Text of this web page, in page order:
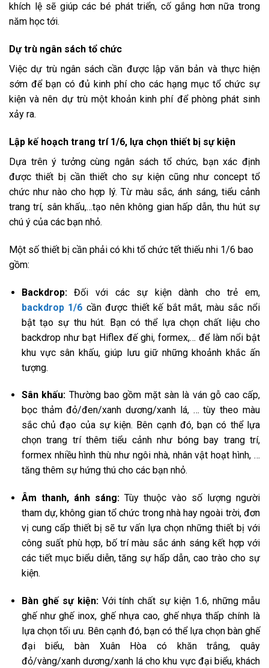
khích lệ sẽ giúp các bé phát triển, cố gắng hơn nữa trong
năm học tới.
Dự trù ngân sách tổ chức
Việc dự trù ngân sách cần được lập văn bản và thực hiện
sớm để bạn có đủ kinh phí cho các hạng mục tổ chức sự
kiện và nên dự trù một khoản kinh phí để phòng phát sinh
xảy ra.
Lập kế hoạch trang trí 1/6, lựa chọn thiết bị sự kiện
Dựa trên ý tưởng cùng ngân sách tổ chức, bạn xác định
được thiết bị cần thiết cho sự kiện cũng như concept tổ
chức như nào cho hợp lý. Từ màu sắc, ánh sáng, tiểu cảnh
trang trí, sân khấu,…tạo nên không gian hấp dẫn, thu hút sự
chú ý của các bạn nhỏ.
Một số thiết bị cần phải có khi tổ chức tết thiếu nhi 1/6 bao
gồm:
Backdrop:Đối với các sự kiện dành cho trẻ em,
backdrop 1/6 cần được thiết kế bắt mắt, màu sắc nổi
bật tạo sự thu hút. Bạn có thể lựa chọn chất liệu cho
backdrop như bạt Hiflex đế ghi, formex,… để làm nổi bật
khu vực sân khấu, giúp lưu giữ những khoảnh khắc ấn
tượng.
Sân khấu: Thường bao gồm mặt sàn là ván gỗ cao cấp,
bọc thảm đỏ/đen/xanh dương/xanh lá, … tùy theo màu
sắc chủ đạo của sự kiện. Bên cạnh đó, bạn có thể lựa
chọn trang trí thêm tiểu cảnh như bóng bay trang trí,
formex nhiều hình thù như ngôi nhà, nhân vật hoạt hình, …
tăng thêm sự hứng thú cho các bạn nhỏ.
Âm thanh, ánh sáng: Tùy thuộc vào số lượng người
tham dự, không gian tổ chức trong nhà hay ngoài trời, đơn
vị cung cấp thiết bị sẽ tư vấn lựa chọn những thiết bị với
công suất phù hợp, bố trí màu sắc ánh sáng kết hợp với
các tiết mục biểu diễn, tăng sự hấp dẫn, cao trào cho sự
kiện.
Bàn ghế sự kiện:Với tính chất sự kiện 1.6, những mẫu
ghế như ghế inox, ghế nhựa cao, ghế nhựa thấp chính là
lựa chọn tối ưu. Bên cạnh đó, bạn có thể lựa chọn bàn ghế
đại biểu, bàn Xuân Hòa có khăn trắng, quây
đỏ/vàng/xanh dương/xanh lá cho khu vực đại biểu, khách